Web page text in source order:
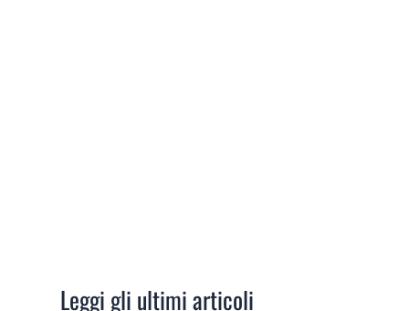
Leggi gli ultimi articoli